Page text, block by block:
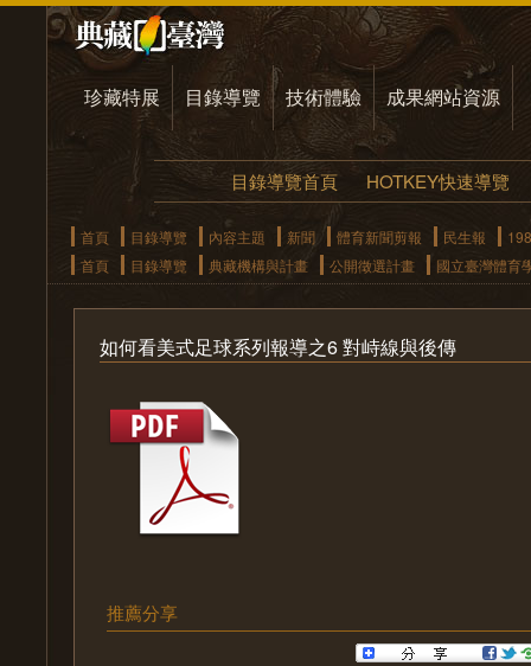
珍藏特展 目錄導覽 技術體驗 成果網站資源
目錄導覽首頁 HOTKEY快速導覽
首頁 目錄導覽 內容主題 新聞 體育新聞剪報 民生報
首頁
目錄導覽 典藏機構與計畫 公開徵選計畫 國立臺灣體育
如何看美式足球系列報導之6 對峙線與後傳
推薦分享